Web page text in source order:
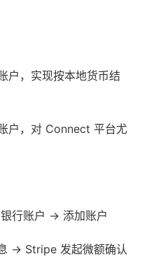
户，实现按本地货币结
户，对 Connect 平台尤
行账户 → 添加账户
→ Stripe 发起微额确认